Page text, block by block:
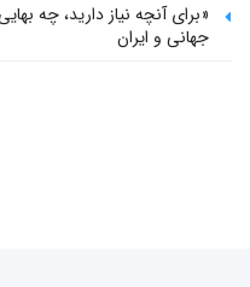
«برای آنچه نیاز دارید، چه
جهانی و ایران